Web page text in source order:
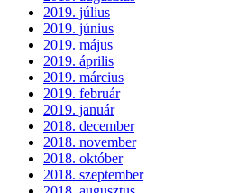
2019. július
2019. június
2019. május
2019. április
2019. március
2019. február
2019. január
2018. december
2018. november
2018. október
2018. szeptember